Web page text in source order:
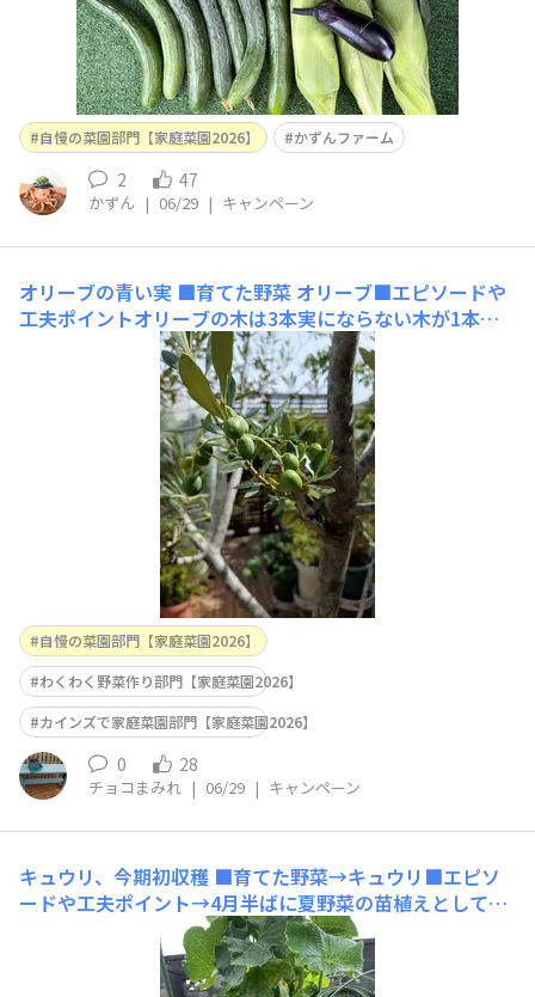
自慢の菜園部門【家庭菜園2026】 かずんファーム
2 47
かずん | 06/29 | キャンペーン
オリーブの青い実 ■育てた野菜 オリーブ■エピソードや
工夫ポイントオリーブの木は3本実にならない木が1本プ
ランターで育てています。豊作の時は300粒以上の実がで
きました。毎年、アク抜きしてから塩漬けしています。そ
れが美味しくて😋リビングから眺めるベランダガーデン
にはいつも癒されています☕ホントは直植えできる
自慢の菜園部門【家庭菜園2026】
わくわく野菜作り部門【家庭菜園2026】
カインズで家庭菜園部門【家庭菜園2026】
0 28
チョコまみれ | 06/29 | キャンペーン
キュウリ、今期初収穫 ■育てた野菜→キュウリ■エピソ
ードや工夫ポイント→4月半ばに夏野菜の苗植えとして、
キュウリ苗一つを植えてた「夏すずみ」(リンク→ http
s://diy-square.cainz.com/announcements/mbgplnzdx
xspnto7 )が、やっと収穫を迎えました。例年なら遅くて